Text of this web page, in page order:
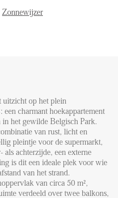
Zonnewijzer
uitzicht op het plein
een charmant hoekappartement
het gewilde Belgisch Park.
van rust, licht en
pleintje voor de supermarkt,
als achterzijde, een externe
is dit een ideale plek voor wie
van het strand.
van circa 50 m²,
verdeeld over twee balkons,